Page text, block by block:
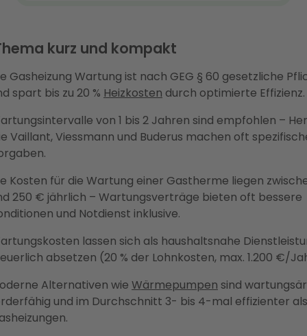
kurz und kompakt
Gasheizung Wartung ist nach GEG § 60 gesetzliche
spart bis zu 20 % Heizkosten durch optimierte Effizienz.
von 1 bis 2 Jahren sind empfohlen –
Vaillant, Viessmann und Buderus machen oft
Kosten für die Wartung einer Gastherme liegen
250 € jährlich – Wartungsverträge bieten oft bessere
und Notdienst inklusive.
lassen sich als haushaltsnahe
absetzen (20 % der Lohnkosten, max. 1.200 €/
Alternativen wie Wärmepumpen sind
und im Durchschnitt 3- bis 4-mal effizienter als